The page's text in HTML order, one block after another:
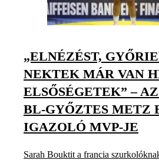
„ELNÉZÉST,
NEKTEK MÁR VAN
ELSŐSÉGETEK” –
BL-GYŐZTES METZ
IGAZOLÓ MVP-JE
Sarah Bouktit a francia